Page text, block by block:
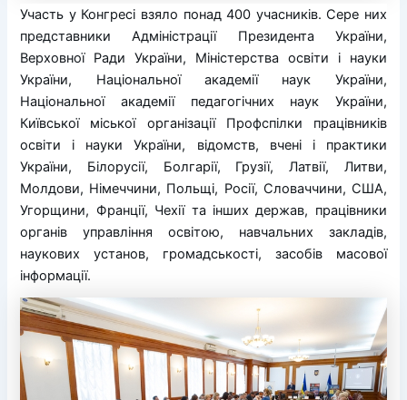
Участь у Конгресі взяло понад 400 учасників. Сере них
представники Адміністрації Президента України,
Верховної Ради України, Міністерства освіти і науки
України, Національної академії наук України,
Національної академії педагогічних наук України,
Київської міської організації Профспілки працівників
освіти і науки України, відомств, вчені і практики
України, Білорусії, Болгарії, Грузії, Латвії, Литви,
Молдови, Німеччини, Польщі, Росії, Словаччини, США,
Угорщини, Франції, Чехії та інших держав, працівники
органів управління освітою, навчальних закладів,
наукових установ, громадськості, засобів масової
інформації.